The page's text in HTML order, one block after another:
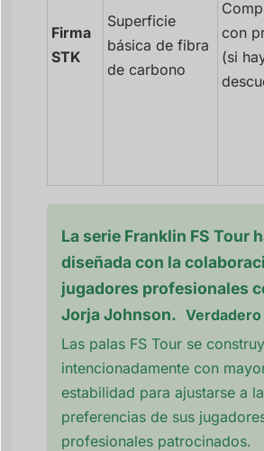
Firma
STK
Superficie
básica de fibra
de carbono
con
(si
La serie Franklin FS Tour
diseñada con la
jugadores profesionales
Jorja Johnson. Verdadero
Las palas FS Tour se
intencionadamente con
estabilidad para ajustarse a
preferencias de sus
profesionales patrocinados.